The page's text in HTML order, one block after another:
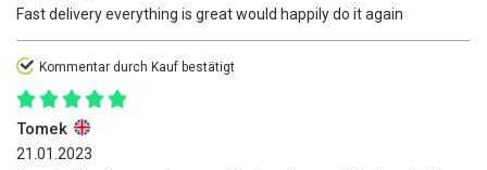
Fast delivery everything is great would happily do it again
Kommentar durch Kauf bestätigt
Tomek
21.01.2023